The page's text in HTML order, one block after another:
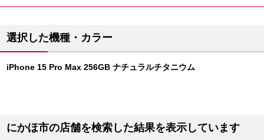
選択した機種・カラー
iPhone 15 Pro Max 256GB ナチュラルチタニウム
にかほ市の店舗を検索した結果を表示しています